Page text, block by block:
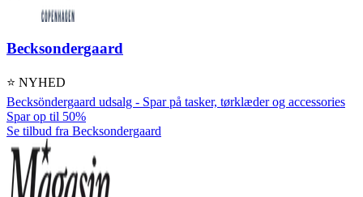
Becksondergaard
⭐ NYHED
Becksöndergaard udsalg - Spar på tasker, tørklæder og accessories
Spar op til 50%
Se tilbud fra Becksondergaard